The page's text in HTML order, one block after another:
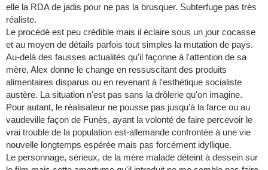
elle la RDA de jadis pour ne pas la brusquer. Subterfuge pas très
réaliste.
Le procédé est peu crédible mais il éclaire sous un jour cocasse
et au moyen de détails parfois tout simples la mutation de pays.
Au-delà des fausses actualités qu'il façonne à l'attention de sa
mère, Alex donne le change en ressuscitant des produits
alimentaires disparus ou en revenant à l'esthétique socialiste
austère. La situation n'est pas sans la drôlerie qu'on imagine.
Pour autant, le réalisateur ne pousse pas jusqu'à la farce ou au
vaudeville façon de Funès, ayant la volonté de faire percevoir le
vrai trouble de la population est-allemande confrontée à une vie
nouvelle longtemps espérée mais pas forcément idyllique.
Le personnage, sérieux, de la mère malade déteint à dessein sur